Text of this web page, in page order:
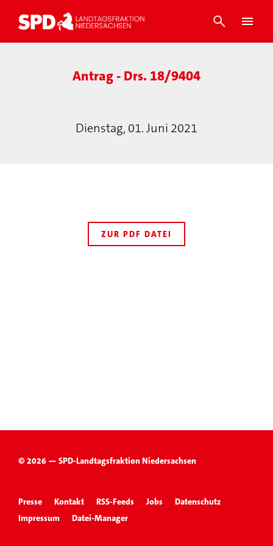
Antrag - Drs. 18/9404
Dienstag, 01. Juni 2021
ZUR PDF DATEI
© 2026 — SPD-Landtagsfraktion Niedersachsen
Presse Kontakt RSS-Feeds Jobs
Datenschutz
Impressum
Datei-Manager